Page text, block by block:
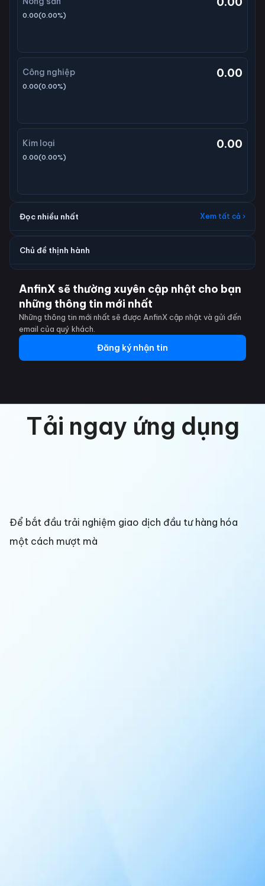
0.00(0.00%)
Công nghiệp 0.00
0.00(0.00%)
Kim loại 0.00
0.00(0.00%)
Đọc nhiều nhất Xem tất cả ›
Chủ đề thịnh hành
AnfinX sẽ thường xuyên cập nhật cho bạn
những thông tin mới nhất
Những thông tin mới nhất sẽ được AnfinX cập nhật và gửi đến
email của quý khách.
Đăng ký nhận tin
Tải ngay ứng dụng
Để bắt đầu trải nghiệm giao dịch đầu tư hàng hóa
một cách mượt mà